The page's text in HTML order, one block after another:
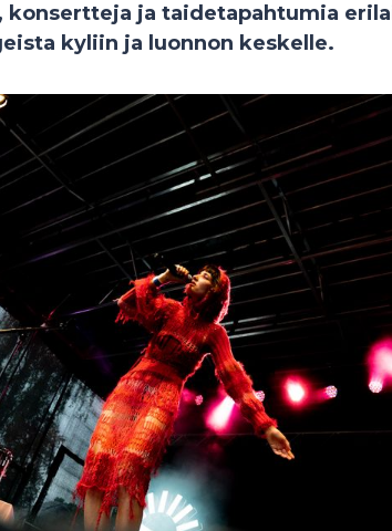
konsertteja ja taidetapahtumia
kyliin ja luonnon keskelle.